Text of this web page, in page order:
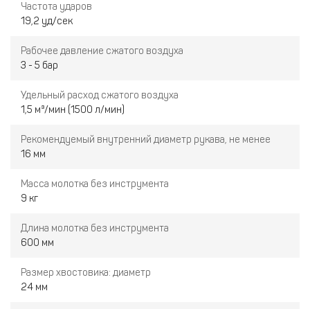
Частота ударов
19,2 уд/сек
Рабочее давление сжатого воздуха
3 - 5 бар
Удельный расход сжатого воздуха
1,5 м³/мин (1500 л/мин)
Рекомендуемый внутренний диаметр рукава, не менее
16 мм
Масса молотка без инструмента
9 кг
Длина молотка без инструмента
600 мм
Размер хвостовика: диаметр
24 мм